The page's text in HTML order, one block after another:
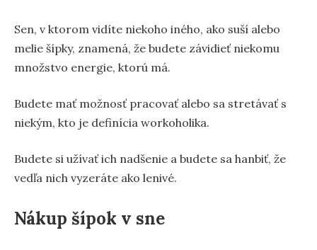
Sen, v ktorom vidíte niekoho iného, ako suší alebo
melie šípky, znamená, že budete závidieť niekomu
množstvo energie, ktorú má.
Budete mať možnosť pracovať alebo sa stretávať s
niekým, kto je definícia workoholika.
Budete si užívať ich nadšenie a budete sa hanbiť, že
vedľa nich vyzeráte ako lenivé.
Nákup šípok v sne